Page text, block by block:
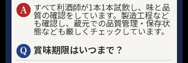
すべて利酒師が1本1本試飲し、味と品
質の確認をしています。製造工程など
も確認し、蔵元での品質管理・保存状
態なども厳しくチェックしています。
賞味期限はいつまで？